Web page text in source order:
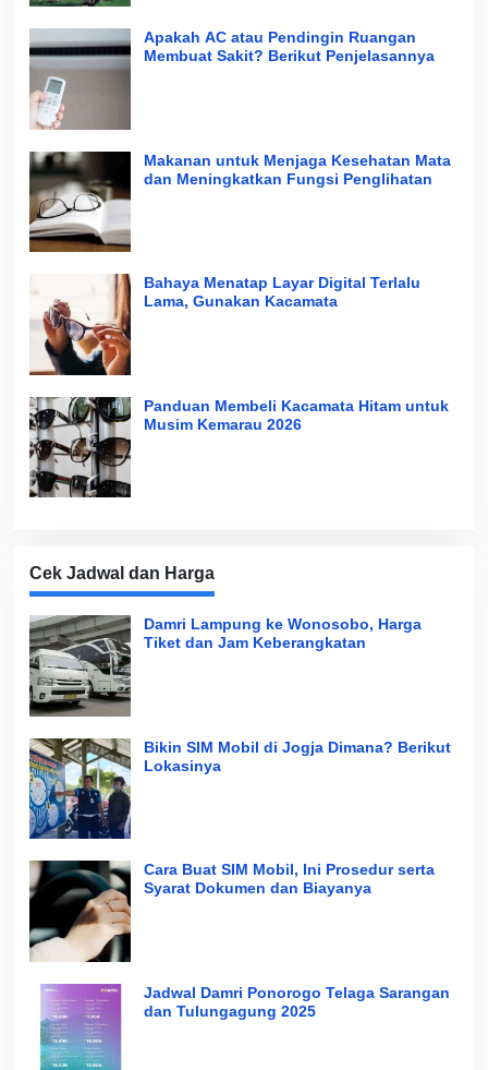
Apakah AC atau Pendingin Ruangan
Membuat Sakit? Berikut Penjelasannya
Makanan untuk Menjaga Kesehatan Mata
dan Meningkatkan Fungsi Penglihatan
Bahaya Menatap Layar Digital Terlalu
Lama, Gunakan Kacamata
Panduan Membeli Kacamata Hitam untuk
Musim Kemarau 2026
Cek Jadwal dan Harga
Damri Lampung ke Wonosobo, Harga
Tiket dan Jam Keberangkatan
Bikin SIM Mobil di Jogja Dimana? Berikut
Lokasinya
Cara Buat SIM Mobil, Ini Prosedur serta
Syarat Dokumen dan Biayanya
Jadwal Damri Ponorogo Telaga Sarangan
dan Tulungagung 2025